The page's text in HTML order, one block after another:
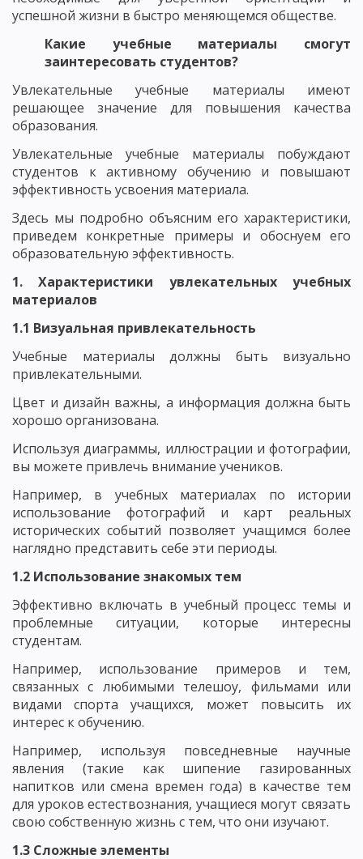
успешной жизни в быстро меняющемся обществе.
Какие учебные материалы смогут
заинтересовать студентов?
Увлекательные учебные материалы имеют
решающее значение для повышения качества
образования.
Увлекательные учебные материалы побуждают
студентов к активному обучению и повышают
эффективность усвоения материала.
Здесь мы подробно объясним его характеристики,
приведем конкретные примеры и обоснуем его
образовательную эффективность.
1. Характеристики увлекательных учебных
материалов
1.1 Визуальная привлекательность
Учебные материалы должны быть визуально
привлекательными.
Цвет и дизайн важны, а информация должна быть
хорошо организована.
Используя диаграммы, иллюстрации и фотографии,
вы можете привлечь внимание учеников.
Например, в учебных материалах по истории
использование фотографий и карт реальных
исторических событий позволяет учащимся более
наглядно представить себе эти периоды.
1.2 Использование знакомых тем
Эффективно включать в учебный процесс темы и
проблемные ситуации, которые интересны
студентам.
Например, использование примеров и тем,
связанных с любимыми телешоу, фильмами или
видами спорта учащихся, может повысить их
интерес к обучению.
Например, используя повседневные научные
явления (такие как шипение газированных
напитков или смена времен года) в качестве тем
для уроков естествознания, учащиеся могут связать
свою собственную жизнь с тем, что они изучают.
1.3 Сложные элементы